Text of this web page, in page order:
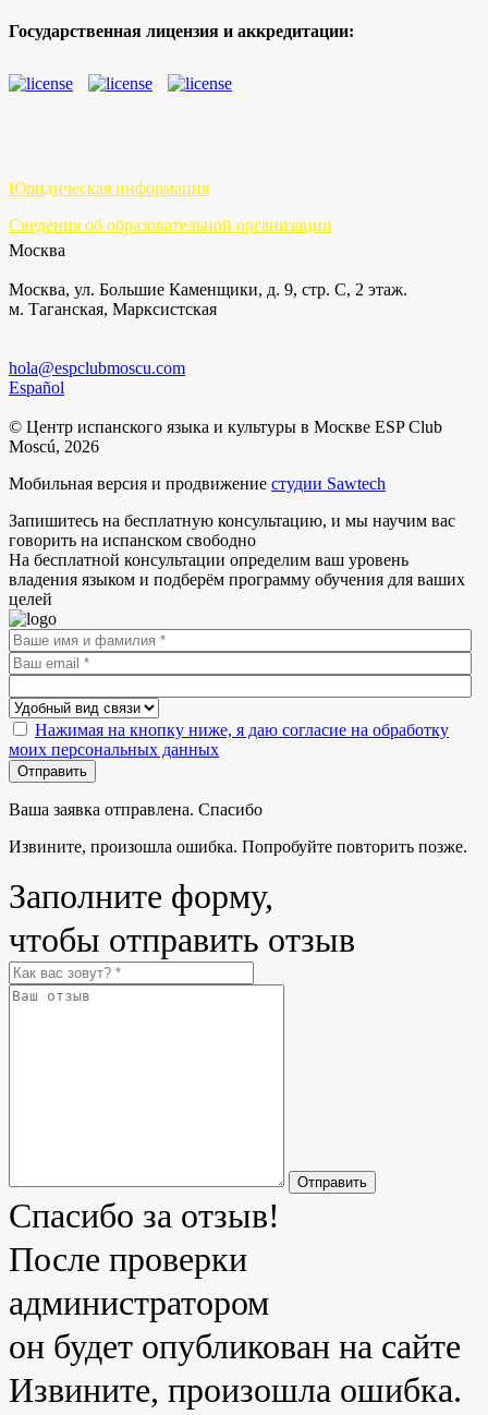
Государственная лицензия и аккредитации:
Юридическая информация
Сведения об образовательной организации
Москва
Москва, ул. Большие Каменщики, д. 9, стр. С, 2 этаж.
м. Таганская, Марксистская
hola@espclubmoscu.com
Español
© Центр испанского языка и культуры в Москве ESP Club
Moscú, 2026
Мобильная версия и продвижение студии Sawtech
Запишитесь на бесплатную консультацию, и мы научим вас
говорить на испанском свободно
На бесплатной консультации определим ваш уровень
владения языком и подберём программу обучения для ваших
целей
Нажимая на кнопку ниже, я даю согласие на обработку
моих персональных данных
Отправить
Ваша заявка отправлена. Спасибо
Извините, произошла ошибка. Попробуйте повторить позже.
Заполните форму,
чтобы отправить отзыв
Отправить
Спасибо за отзыв!
После проверки
администратором
он будет опубликован на сайте
Извините, произошла ошибка.